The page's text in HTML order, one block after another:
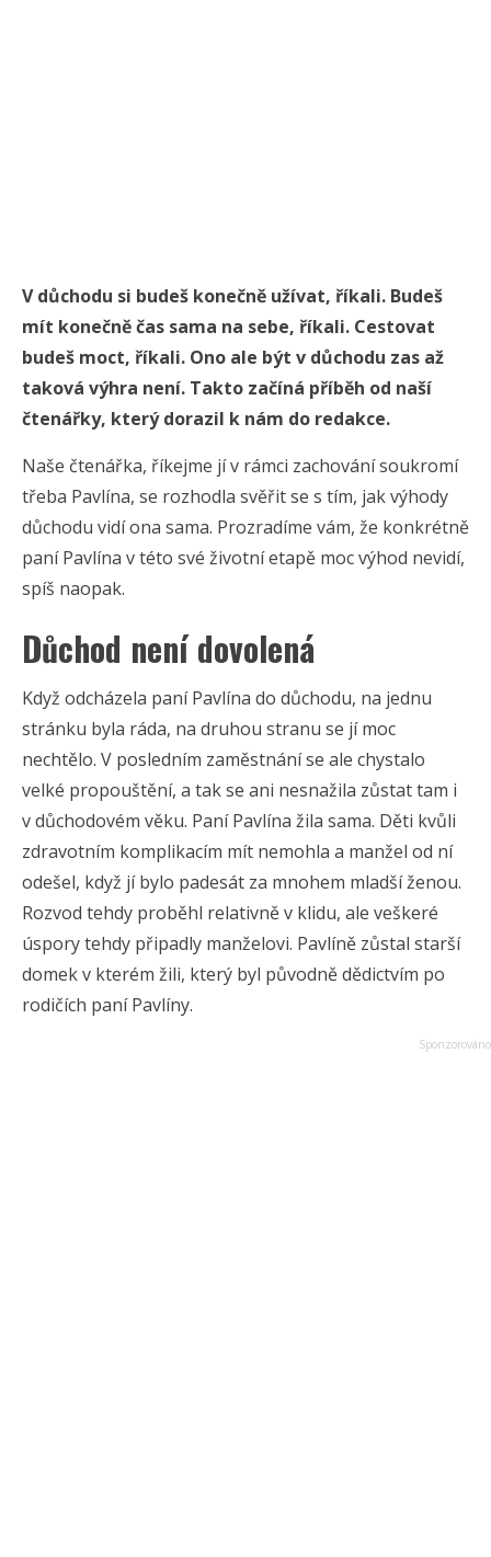
V důchodu si budeš konečně užívat, říkali. Budeš
mít konečně čas sama na sebe, říkali. Cestovat
budeš moct, říkali. Ono ale být v důchodu zas až
taková výhra není. Takto začíná příběh od naší
čtenářky, který dorazil k nám do redakce.
Naše čtenářka, říkejme jí v rámci zachování soukromí
třeba Pavlína, se rozhodla svěřit se s tím, jak výhody
důchodu vidí ona sama. Prozradíme vám, že konkrétně
paní Pavlína v této své životní etapě moc výhod nevidí,
spíš naopak.
Důchod není dovolená
Když odcházela paní Pavlína do důchodu, na jednu
stránku byla ráda, na druhou stranu se jí moc
nechtělo. V posledním zaměstnání se ale chystalo
velké propouštění, a tak se ani nesnažila zůstat tam i
v důchodovém věku. Paní Pavlína žila sama. Děti kvůli
zdravotním komplikacím mít nemohla a manžel od ní
odešel, když jí bylo padesát za mnohem mladší ženou.
Rozvod tehdy proběhl relativně v klidu, ale veškeré
úspory tehdy připadly manželovi. Pavlíně zůstal starší
domek v kterém žili, který byl původně dědictvím po
rodičích paní Pavlíny.